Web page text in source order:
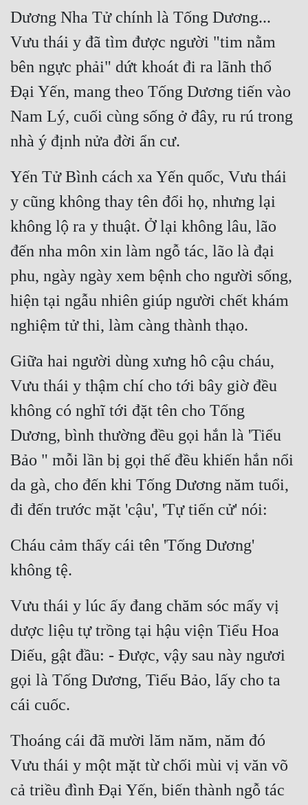
Dương Nha Tử chính là Tống Dương...
Vưu thái y đã tìm được người "tim nằm
bên ngực phải" dứt khoát đi ra lãnh thổ
Đại Yến, mang theo Tống Dương tiến vào
Nam Lý, cuối cùng sống ở đây, ru rú trong
nhà ý định nửa đời ẩn cư.
Yến Tử Bình cách xa Yến quốc, Vưu thái
y cũng không thay tên đổi họ, nhưng lại
không lộ ra y thuật. Ở lại không lâu, lão
đến nha môn xin làm ngỗ tác, lão là đại
phu, ngày ngày xem bệnh cho người sống,
hiện tại ngẫu nhiên giúp người chết khám
nghiệm tử thi, làm càng thành thạo.
Giữa hai người dùng xưng hô cậu cháu,
Vưu thái y thậm chí cho tới bây giờ đều
không có nghĩ tới đặt tên cho Tống
Dương, bình thường đều gọi hắn là 'Tiểu
Bảo " mỗi lần bị gọi thế đều khiến hắn nổi
da gà, cho đến khi Tống Dương năm tuổi,
đi đến trước mặt 'cậu', 'Tự tiến cử' nói:
Cháu cảm thấy cái tên 'Tống Dương'
không tệ.
Vưu thái y lúc ấy đang chăm sóc mấy vị
dược liệu tự trồng tại hậu viện Tiểu Hoa
Diếu, gật đầu: - Được, vậy sau này ngươi
gọi là Tống Dương, Tiểu Bảo, lấy cho ta
cái cuốc.
Thoáng cái đã mười lăm năm, năm đó
Vưu thái y một mặt từ chối mùi vị văn võ
cả triều đình Đại Yến, biến thành ngỗ tác